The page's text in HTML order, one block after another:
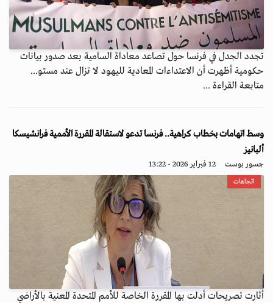
تجدد الجدل في فرنسا حول تصاعد معاداة السامية بعد صدور بيانات
حكومية أظهرت أن الاعتداءات المعادية لليهود لا تزال عند مستو...
متابعة القراءة ...
وسط اتهامات بخطاب كراهية.. فرنسا تدعو لاستقالة المقررة الأممية فرانشيسكا
ألبانيز
جسور بوست 12 فبراير 2026 - 13:22
اتجاهات
أثارت تصريحات أدلت بها المقررة الخاصة للأمم المتحدة المعنية بالأراضي